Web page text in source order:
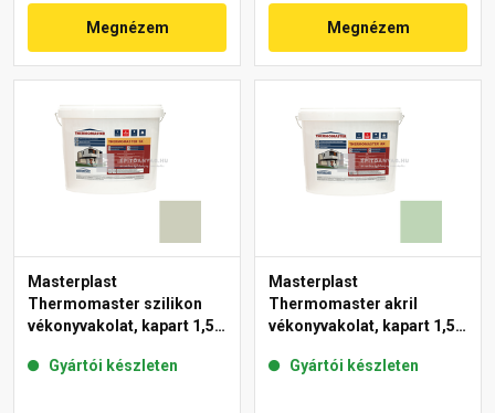
Megnézem Megnézem
Masterplast
Thermomaster szilikon
vékonyvakolat, kapart 1,5
Gyártói készleten
Masterplast
Thermomaster akril
vékonyvakolat, kapart 1,5
Gyártói készleten